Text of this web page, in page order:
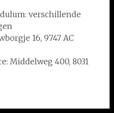
verschillende
16, 9747 AC
Middelweg 400, 8031